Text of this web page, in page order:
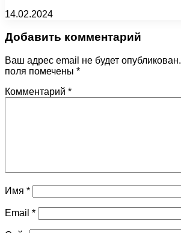
14.02.2024
Добавить комментарий
Ваш адрес email не будет опубликован.
поля помечены *
Комментарий *
Имя *
Email *